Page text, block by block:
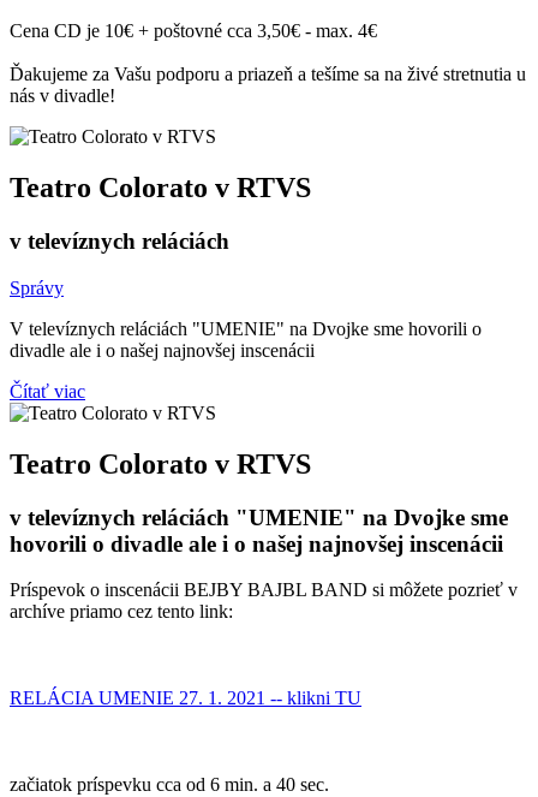
Cena CD je 10€ + poštovné cca 3,50€ - max. 4€
Ďakujeme za Vašu podporu a priazeň a tešíme sa na živé stretnutia u
nás v divadle!
Teatro Colorato v RTVS
v televíznych reláciách
Správy
V televíznych reláciách "UMENIE" na Dvojke sme hovorili o
divadle ale i o našej najnovšej inscenácii
Čítať viac
Teatro Colorato v RTVS
v televíznych reláciách "UMENIE" na Dvojke sme
hovorili o divadle ale i o našej najnovšej inscenácii
Príspevok o inscenácii BEJBY BAJBL BAND si môžete pozrieť v
archíve priamo cez tento link:
RELÁCIA UMENIE 27. 1. 2021 -- klikni TU
začiatok príspevku cca od 6 min. a 40 sec.